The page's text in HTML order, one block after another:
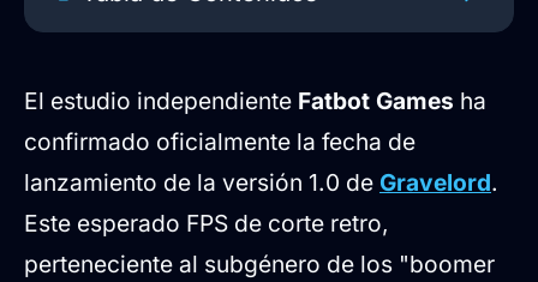
clásica y fantasía oscura
Contenido masivo para el lanzamiento
definitivo
Mecánicas innovadoras y
personalización
El estudio independiente Fatbot Games ha
confirmado oficialmente la fecha de
lanzamiento de la versión 1.0 de Gravelord.
Este esperado FPS de corte retro,
perteneciente al subgénero de los "boomer